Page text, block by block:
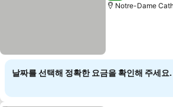
Notre-Dame
날짜를 선택해 정확한 요금을 확인해 주세요.